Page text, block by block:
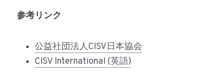
参考リンク
公益社団法人CISV日本協会
CISV International (英語)